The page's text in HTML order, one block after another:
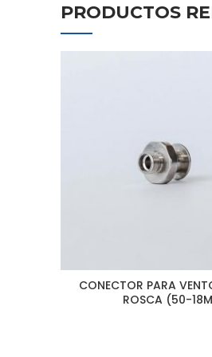
PRODUCTOS
CONECTOR PARA
ROSCA (50-